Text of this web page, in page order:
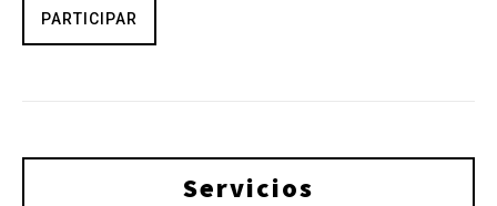
PARTICIPAR
Servicios